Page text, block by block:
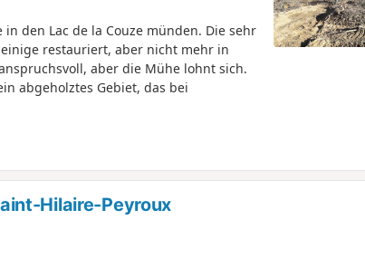
den Lac de la Couze münden. Die sehr
restauriert, aber nicht mehr in
aber die Mühe lohnt sich.
abgeholztes Gebiet, das bei
Hilaire-Peyroux